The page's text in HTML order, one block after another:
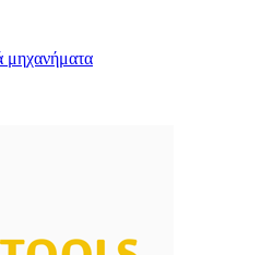
μηχανήματα